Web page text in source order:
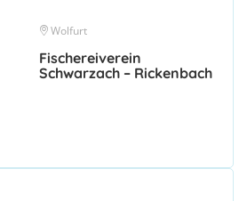
Wolfurt
Fischereiverein
Schwarzach – Rickenbach